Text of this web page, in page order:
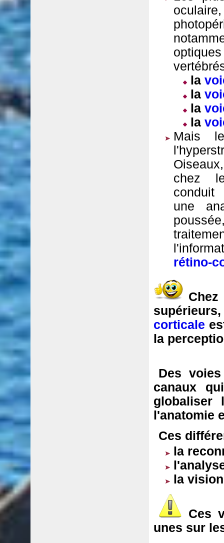
la
la
la
la
Mais
chez
conduit
une
rétino-
corticale
la
Des
canaux
globaliser
l'anatomie
Ces
la
la
Ces
unes sur